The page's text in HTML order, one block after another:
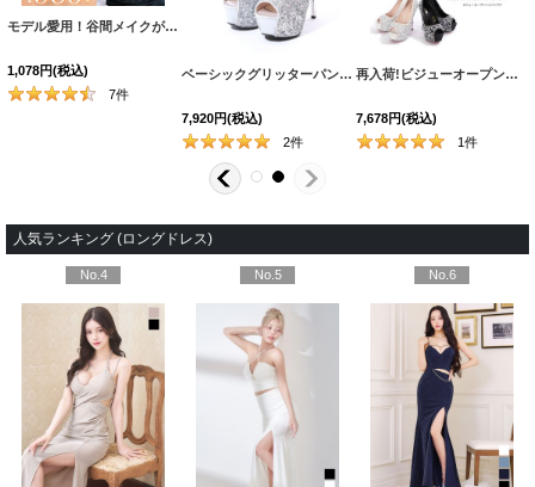
[5044YNdzw-240228-1] [
モデル愛用！谷間メイクが実現する激盛りぷるぷる肉厚シリコンブラ[OF08-U]
1,078円(税込)
7件
ベーシックグリッターパンプス/14cmヒール【2カラー/7サイズ】[OF02]
7,920円(税込)
2件
再入荷!ビジューオープントゥプラットフォームパンプス【34-40サイズ/2カラー】[OF02]
7,678円(税込)
1件
人気ランキング (ロングドレス)
No.4 No.5 No.6